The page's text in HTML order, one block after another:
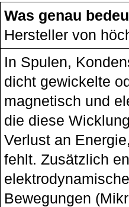
Was genau
Hersteller von
In Spulen,
dicht gewickelte
magnetisch und
die diese
Verlust an
fehlt. Zusätzlich
Bewegungen